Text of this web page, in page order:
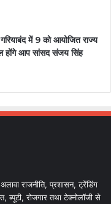
में 9 को आयोजित राज्य
होंगे आप सांसद संजय सिंह
राजनीति, प्रशासन, ट्रेंडिंग
रोजगार तथा टेक्नोलॉजी से